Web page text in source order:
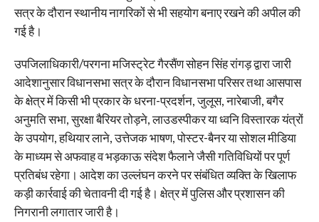
सत्र के दौरान स्थानीय नागरिकों से भी सहयोग बनाए रखने की अपील की
गई है।
उपजिलाधिकारी/परगना मजिस्ट्रेट गैरसैंण सोहन सिंह रांगड़ द्वारा जारी
आदेशानुसार विधानसभा सत्र के दौरान विधानसभा परिसर तथा आसपास
के क्षेत्र में किसी भी प्रकार के धरना-प्रदर्शन, जुलूस, नारेबाजी, बगैर
अनुमति सभा, सुरक्षा बैरियर तोड़ने, लाउडस्पीकर या ध्वनि विस्तारक यंत्रों
के उपयोग, हथियार लाने, उत्तेजक भाषण, पोस्टर-बैनर या सोशल मीडिया
के माध्यम से अफवाह व भड़काऊ संदेश फैलाने जैसी गतिविधियों पर पूर्ण
प्रतिबंध रहेगा। आदेश का उल्लंघन करने पर संबंधित व्यक्ति के खिलाफ
कड़ी कार्रवाई की चेतावनी दी गई है। क्षेत्र में पुलिस और प्रशासन की
निगरानी लगातार जारी है।